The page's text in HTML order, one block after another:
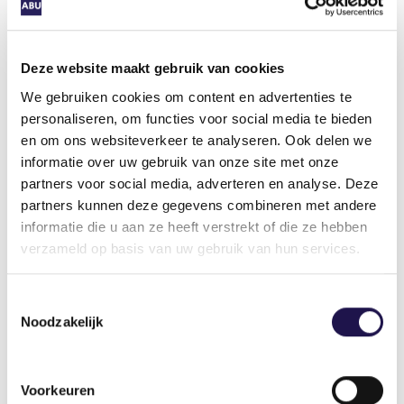
Deze website maakt gebruik van cookies
We gebruiken cookies om content en advertenties te
personaliseren, om functies voor social media te bieden
en om ons websiteverkeer te analyseren. Ook delen we
informatie over uw gebruik van onze site met onze
partners voor social media, adverteren en analyse. Deze
partners kunnen deze gegevens combineren met andere
informatie die u aan ze heeft verstrekt of die ze hebben
verzameld op basis van uw gebruik van hun services.
Noodzakelijk
Voorkeuren
verslappen en is er hard gewerkt om creatieve
oplossingen te bedenken, zodat we de jongeren
Ook onze partners helpen daarin mee.” Zo is
bijvoorbeeld coaching geïntroduceerd bij het
thuiswerken voor school (met
‘thuisschoolmaatjes’) en extra zomerscholen met
de leerprogramma’s.
“Dit gaat voor ons verder
bijdrage’.” – Marja Beumer,